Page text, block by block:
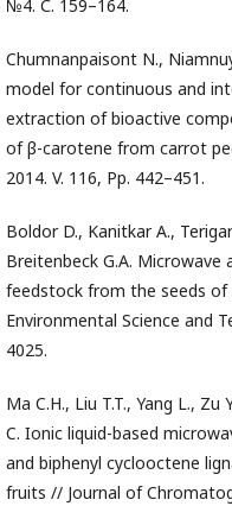
№4. С. 159–164.
Chumnanpaisont N.,
model for continuous and
extraction of bioactive
of β-carotene from carrot
2014. V. 116, Pp. 442–451.
Boldor D., Kanitkar A.,
Breitenbeck G.A.
feedstock from the seeds
Environmental Science and
4025.
Ma C.H., Liu T.T., Yang L., Zu
C. Ionic liquid-based
and biphenyl cyclooctene
fruits // Journal of